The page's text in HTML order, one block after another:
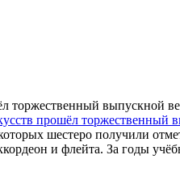
прошёл торжественный
шестеро получили
и флейта. За годы